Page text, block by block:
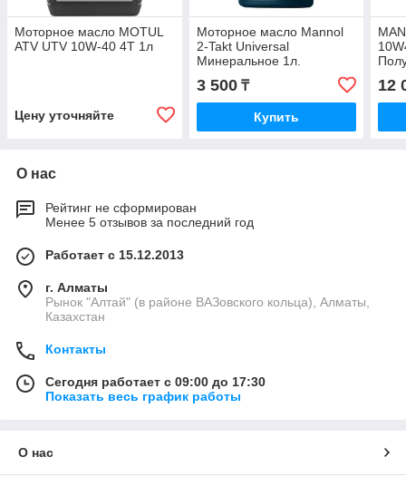
Моторное масло MOTUL
ATV UTV 10W-40 4T 1л
Цену уточняйте
Моторное масло Mannol
2-Takt Universal
Минеральное 1л.
3 500₸
Купить
12
О нас
Рейтинг не сформирован
Менее 5 отзывов за последний год
Работает с 15.12.2013
г. Алматы
Рынок "Алтай" (в районе ВАЗовского кольца), Алматы,
Казахстан
Контакты
Сегодня работает с 09:00 до 17:30
Показать весь график работы
О нас